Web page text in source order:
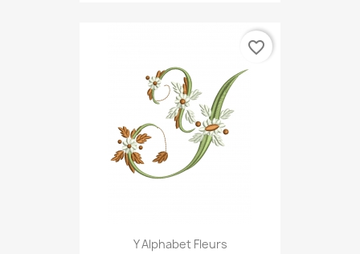
Y Alphabet Fleurs
favorite_border